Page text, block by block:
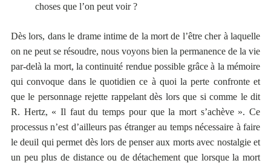
choses que l’on peut voir ?
Dès lors, dans le drame intime de la mort de l’être cher à laquelle
on ne peut se résoudre, nous voyons bien la permanence de la vie
par-delà la mort, la continuité rendue possible grâce à la mémoire
qui convoque dans le quotidien ce à quoi la perte confronte et
que le personnage rejette rappelant dès lors que si comme le dit
R. Hertz, « Il faut du temps pour que la mort s’achève ». Ce
processus n’est d’ailleurs pas étranger au temps nécessaire à faire
le deuil qui permet dès lors de penser aux morts avec nostalgie et
un peu plus de distance ou de détachement que lorsque la mort